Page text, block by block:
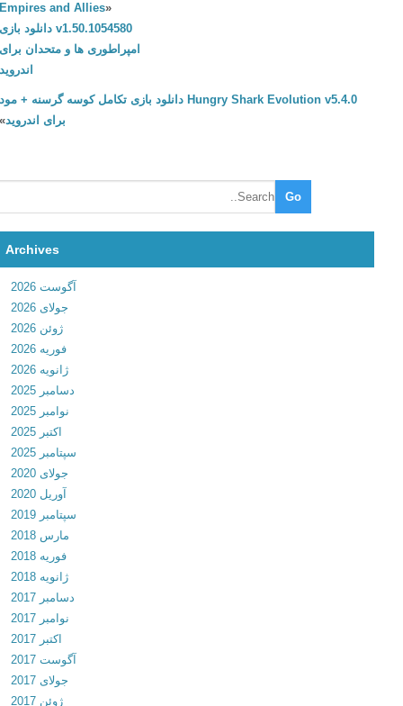
ی
h
b
h
m
F
U
L
v
3
1
د
ن
ل
و
ب
ر
Empires and Allies
v1.50.1054580 دانلود بازی
امپراطوری ها و متحدان برای
اندروید
Hungry Shark Evolution v5.4.0 دانلود بازی تکامل کوسه گرسنه + مود
برای اندروید»
Archives
آگوست 2026
جولای 2026
ژوئن 2026
فوریه 2026
ژانویه 2026
دسامبر 2025
نوامبر 2025
سپتامبر 2025
جولای 2020
آوریل 2020
سپتامبر 2019
مارس 2018
فوریه 2018
ژانویه 2018
دسامبر 2017
نوامبر 2017
آگوست 2017
جولای 2017
ژوئن 2017